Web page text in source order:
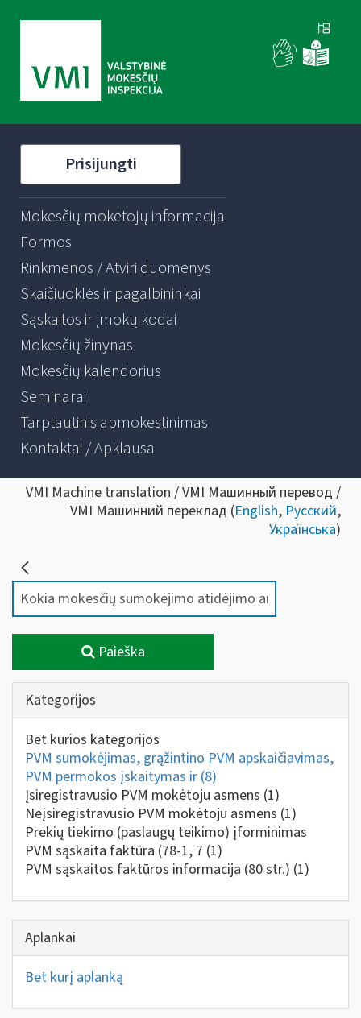
Prisijungti
Mokesčių mokėtojų informacija
Formos
Rinkmenos / Atviri duomenys
Skaičiuoklės ir pagalbininkai
Sąskaitos ir įmokų kodai
Mokesčių žinynas
Mokesčių kalendorius
Seminarai
Tarptautinis apmokestinimas
Kontaktai / Apklausa
VMI Machine translation / VMI Машинный перевод /
VMI Машинний переклад (English, Русский,
Українська)
Paieška
Kategorijos
Bet kurios kategorijos
PVM sumokėjimas, grąžintino PVM apskaičiavimas,
PVM permokos įskaitymas ir (8)
Įsiregistravusio PVM mokėtoju asmens (1)
Neįsiregistravusio PVM mokėtoju asmens (1)
Prekių tiekimo (paslaugų teikimo) įforminimas
PVM sąskaita faktūra (78-1, 7 (1)
PVM sąskaitos faktūros informacija (80 str.) (1)
Aplankai
Bet kurį aplanką